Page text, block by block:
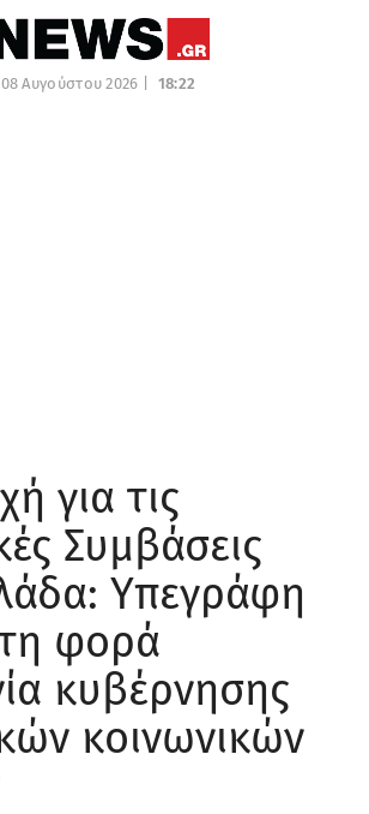
08 Αυγούστου 2026 | 18:22
για τις
Συμβάσεις
Υπεγράφη
φορά
κυβέρνησης
κοινωνικών